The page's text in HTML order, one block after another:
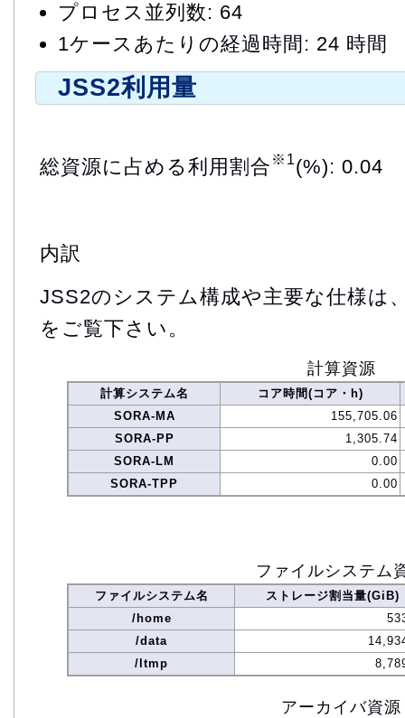
プロセス並列数: 64
1ケースあたりの経過時間: 24 時間
JSS2利用量
総資源に占める利用割合 ※1(%): 0.04
内訳
JSS2のシステム構成や主要な仕様は
をご覧下さい。
計算資源
計算システム名
コア時間(コア・h)
SORA-MA
155,705.06
SORA-PP
1,305.74
SORA-LM
0.00
SORA-TPP
0.00
ファイルシステム
ファイルシステム名
ストレージ割当量(GiB)
/home
/data
/ltmp
アーカイバ資源